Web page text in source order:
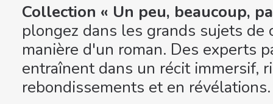
Collection « Un peu, beaucoup,
plongez dans les grands sujets de
manière d'un roman. Des experts
entraînent dans un récit immersif,
rebondissements et en révélations.